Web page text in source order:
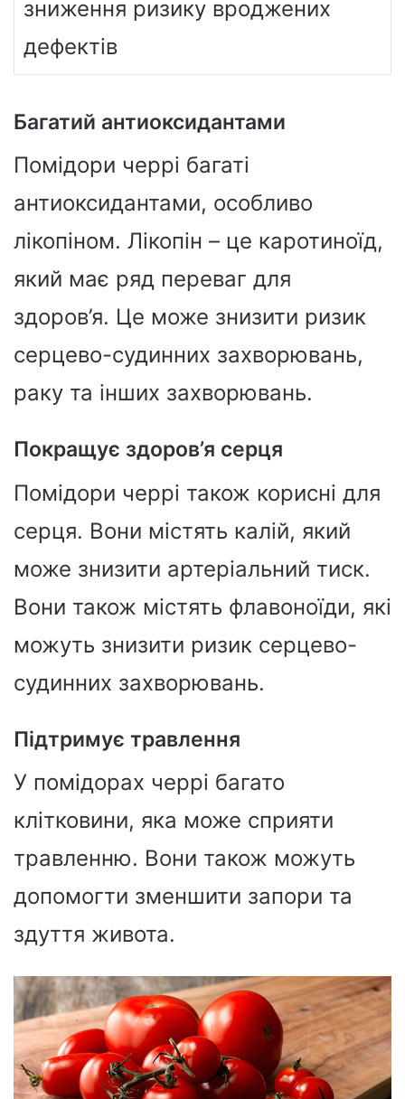
зниження ризику вроджених
дефектів
Багатий антиоксидантами
Помідори черрі багаті
антиоксидантами, особливо
лікопіном. Лікопін – це каротиноїд,
який має ряд переваг для
здоров’я. Це може знизити ризик
серцево-судинних захворювань,
раку та інших захворювань.
Покращує здоров’я серця
Помідори черрі також корисні для
серця. Вони містять калій, який
може знизити артеріальний тиск.
Вони також містять флавоноїди, які
можуть знизити ризик серцево-
судинних захворювань.
Підтримує травлення
У помідорах черрі багато
клітковини, яка може сприяти
травленню. Вони також можуть
допомогти зменшити запори та
здуття живота.